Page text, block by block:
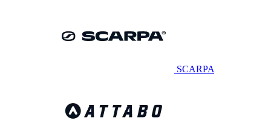
SCARPA